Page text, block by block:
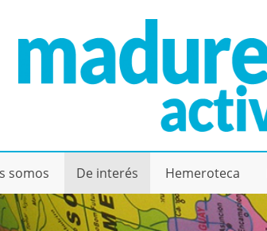
somos De interés Hemeroteca